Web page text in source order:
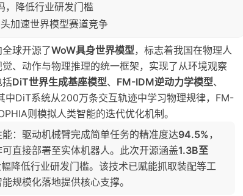
，降低行业研发门槛
加速世界模型赛道竞争
球开源了WoW具身世界模型，标志着我国在物理人
、动作与物理推理的统一框架，实现了从环境观察
括DiT世界生成基座模型、 FM-IDM逆动力学模型、
中DiT系统从200万条交互轨迹中学习物理规律，FM-
则模拟人类智能的迭代优化机制。
：驱动机械臂完成简单任务的精准度达94.5%，
直接部署至实体机器人。此次开源涵盖1.3B至
降低行业研发门槛。该技术已赋能抓取装配等工
规模化落地提供核心支撑。